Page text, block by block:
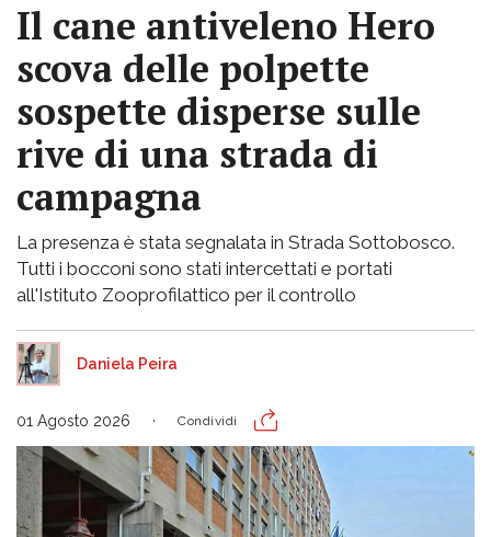
Il cane antiveleno Hero
scova delle polpette
sospette disperse sulle
rive di una strada di
campagna
La presenza è stata segnalata in Strada Sottobosco.
Tutti i bocconi sono stati intercettati e portati
all'Istituto Zooprofilattico per il controllo
Daniela Peira
01 Agosto 2026 Condividi